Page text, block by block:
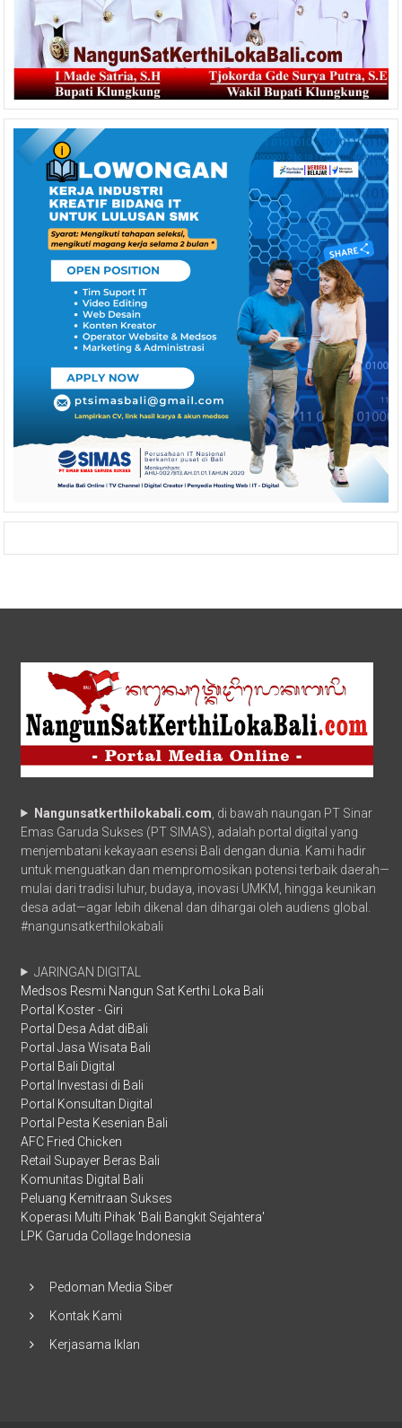
Nangunsatkerthilokabali.com , di bawah naungan PT Sinar
Emas Garuda Sukses (PT SIMAS), adalah portal digital yang
menjembatani kekayaan esensi Bali dengan dunia. Kami hadir
untuk menguatkan dan mempromosikan potensi terbaik daerah—
mulai dari tradisi luhur, budaya, inovasi UMKM, hingga keunikan
desa adat—agar lebih dikenal dan dihargai oleh audiens global.
#nangunsatkerthilokabali
JARINGAN DIGITAL
Medsos Resmi Nangun Sat Kerthi Loka Bali
Portal Koster - Giri
Portal Desa Adat diBali
Portal Jasa Wisata Bali
Portal Bali Digital
Portal Investasi di Bali
Portal Konsultan Digital
Portal Pesta Kesenian Bali
AFC Fried Chicken
Retail Supayer Beras Bali
Komunitas Digital Bali
Peluang Kemitraan Sukses
Koperasi Multi Pihak 'Bali Bangkit Sejahtera'
LPK Garuda Collage Indonesia
Pedoman Media Siber
Kontak Kami
Kerjasama Iklan